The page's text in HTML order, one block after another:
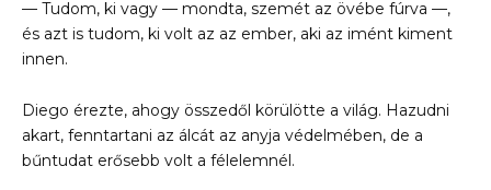
— Tudom, ki vagy — mondta, szemét az övébe fúrva —,
és azt is tudom, ki volt az az ember, aki az imént kiment
innen.
Diego érezte, ahogy összedől körülötte a világ. Hazudni
akart, fenntartani az álcát az anyja védelmében, de a
bűntudat erősebb volt a félelemnél.